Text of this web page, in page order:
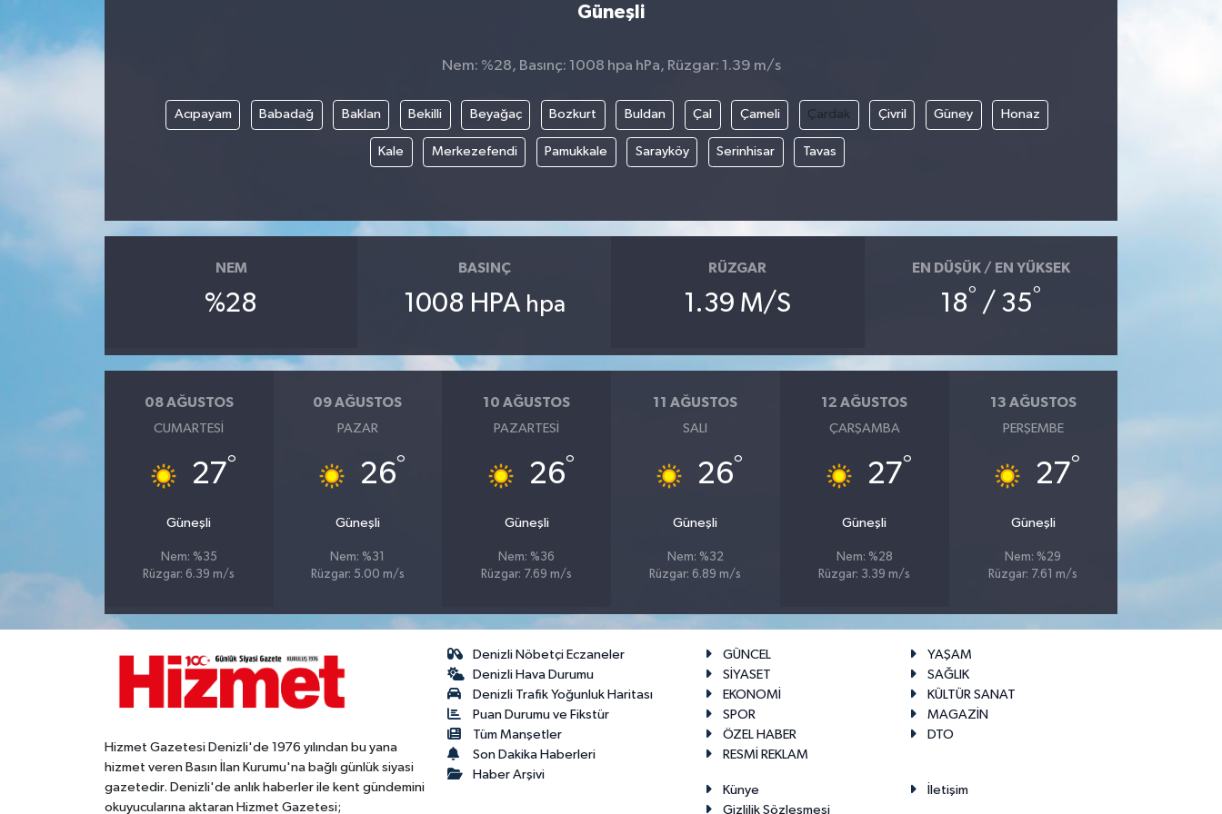
Güneşli
Nem: %28, Basınç: 1008 hpa hPa, Rüzgar: 1.39 m/s
Acıpayam Babadağ Baklan Bekilli Beyağaç Bozkurt Buldan Çal Çameli Çardak Çivril Güney Honaz
Kale Merkezefendi Pamukkale Sarayköy Serinhisar Tavas
NEM
%28
BASINÇ
1008 HPA hpa
RÜZGAR
1.39 M/S
EN DÜŞÜK / EN YÜKSEK
18° / 35°
08 AĞUSTOS
CUMARTESI
27°
Güneşli
Nem: %35
Rüzgar: 6.39 m/s
09 AĞUSTOS
PAZAR
26°
Güneşli
Nem: %31
Rüzgar: 5.00 m/s
10 AĞUSTOS
PAZARTESI
26°
Güneşli
Nem: %36
Rüzgar: 7.69 m/s
11 AĞUSTOS
SALI
26°
Güneşli
Nem: %32
Rüzgar: 6.89 m/s
12 AĞUSTOS
ÇARŞAMBA
27°
Güneşli
Nem: %28
Rüzgar: 3.39 m/s
13 AĞUSTOS
PERŞEMBE
27°
Güneşli
Nem: %29
Rüzgar: 7.61 m/s
Hizmet Gazetesi Denizli'de 1976 yılından bu yana
hizmet veren Basın İlan Kurumu'na bağlı günlük siyasi
gazetedir. Denizli'de anlık haberler ile kent gündemini
okuyucularına aktaran Hizmet Gazetesi;
Denizli Nöbetçi Eczaneler
Denizli Hava Durumu
Denizli Trafik Yoğunluk Haritası
Puan Durumu ve Fikstür
Tüm Manşetler
Son Dakika Haberleri
Haber Arşivi
GÜNCEL
YAŞAM
SİYASET
SAĞLIK
EKONOMİ
KÜLTÜR SANAT
SPOR
MAGAZİN
ÖZEL HABER
DTO
RESMİ REKLAM
Künye
İletişim
Gizlilik Sözleşmesi
ÖZEL HABER